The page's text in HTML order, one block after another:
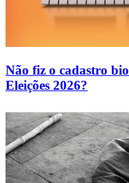
Não fiz o cadastro
Eleições 2026?